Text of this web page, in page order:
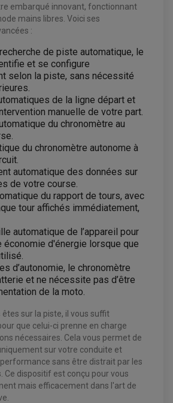
FREINAGE
FREIN
MOTO
ÉTRIER DE FREIN
MAÎTRE CYLINDRE
D'ENTRETIEN
CARÉNAGE
MOTO
ORIGINE
TYPE ORIGINE
SCOOTER
SCOOTER
ORIGINE
QUAD
MAÎTRE CYLINDRE QUAD / SSV
FREIN QUAD / SSV
D'ENTRETIEN QUAD
QUAD
QUAD ET SSV
QUAD-SSV
QUAD ET SSV
VISSABLE
DE VOIES QUAD
SSV
FREINAGE MOTO CROSS ET
AVANT
ARRIÈRE
FREIN
PÉDALE DE FREIN
MAÎTRE CYLINDRE
ÉTRIER DE FREIN
MOTO CROSS ET ENDURO
ROUE AVANT
ROUE ARRIÈRE
DE DIRECTION
OSCILLANT
embarqué innovant, fonctionnant
mains libres. Voici ses
:
de piste automatique, le
et se configure
selon la piste, sans nécessité
de la ligne départ et
manuelle de votre part.
du chronomètre au
du chronomètre autonome à
automatique des données sur
de votre course.
du rapport de tours, avec
tour affichés immédiatement,
automatique de l’appareil pour
économie d'énergie lorsque que
d’autonomie, le chronomètre
et ne nécessite pas d’être
de la moto.
êtes sur la piste, il vous suffit
que celui-ci prenne en charge
nécessaires. Cela vous permet de
sur votre conduite et
sans être distrait par les
Ce dispositif est conçu pour vous
mais efficacement dans l'art de